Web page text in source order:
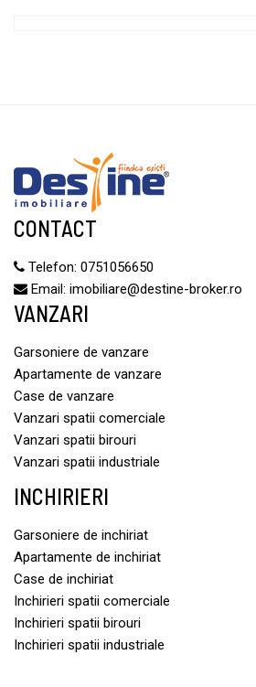
CONTACT
Telefon: 0751056650
Email: imobiliare@destine-broker.ro
VANZARI
Garsoniere de vanzare
Apartamente de vanzare
Case de vanzare
Vanzari spatii comerciale
Vanzari spatii birouri
Vanzari spatii industriale
INCHIRIERI
Garsoniere de inchiriat
Apartamente de inchiriat
Case de inchiriat
Inchirieri spatii comerciale
Inchirieri spatii birouri
Inchirieri spatii industriale